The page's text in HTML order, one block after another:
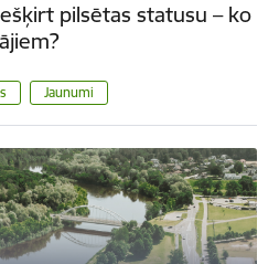
pilsētas statusu – ko
Jaunumi